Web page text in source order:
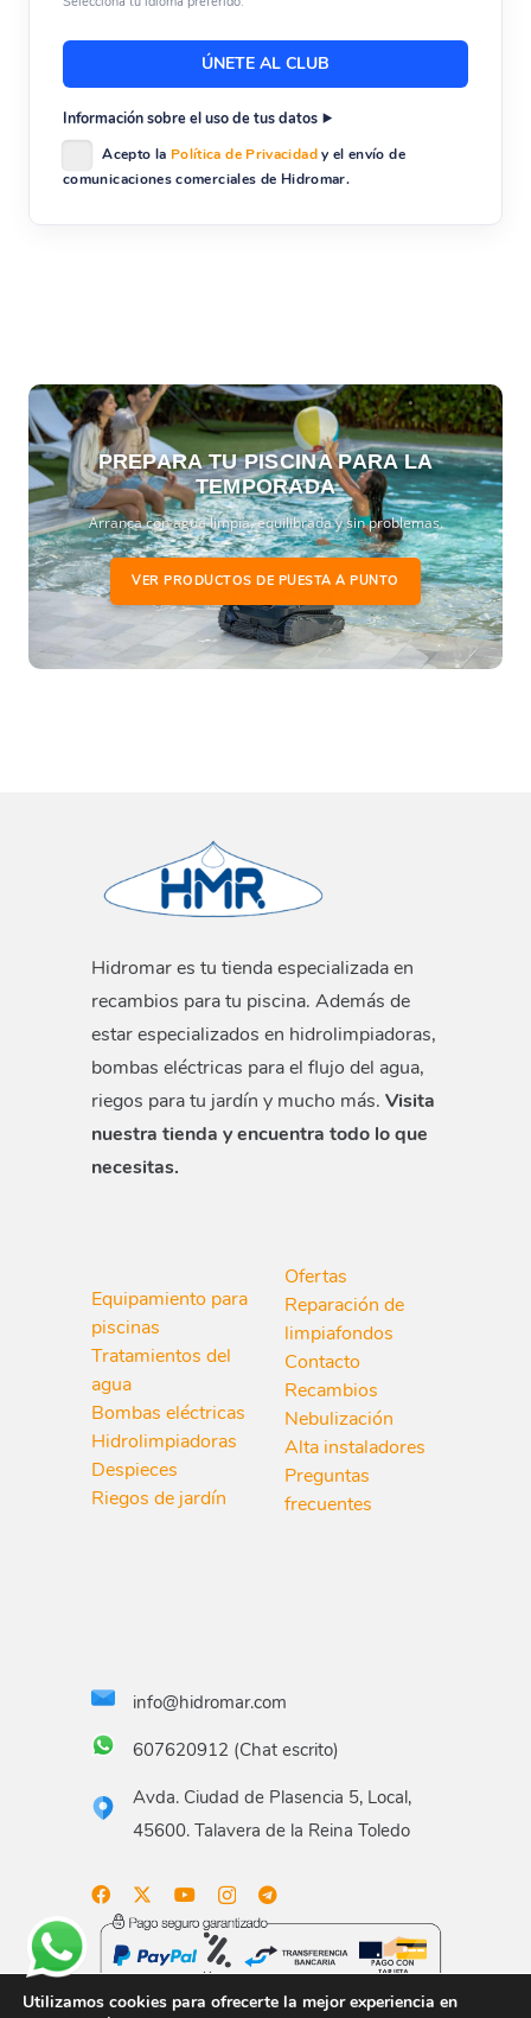
Información sobre el uso de tus datos
Acepto la Política de Privacidady el envío de
comunicaciones comerciales de Hidromar.
PREPARA TU PISCINA PARA LA
TEMPORADA
Arranca con agua limpia, equilibrada y sin problemas.
VER PRODUCTOS DE PUESTA A PUNTO
Hidromar es tu tienda especializada en
recambios para tu piscina. Además de
estar especializados en hidrolimpiadoras,
bombas eléctricas para el flujo del agua,
riegos para tu jardín y mucho más. Visita
nuestra tienda y encuentra todo lo que
necesitas.
Equipamiento para
piscinas
Tratamientos del
agua
Bombas eléctricas
Hidrolimpiadoras
Despieces
Riegos de jardín
Ofertas
Reparación de
limpiafondos
Contacto
Recambios
Nebulización
Alta instaladores
Preguntas
frecuentes
info@hidromar.com
607620912 (Chat escrito)
Avda. Ciudad de Plasencia 5, Local,
45600. Talavera de la Reina Toledo
Utilizamos cookies para ofrecerte la mejor experiencia en